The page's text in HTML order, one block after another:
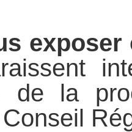
exposer
de la